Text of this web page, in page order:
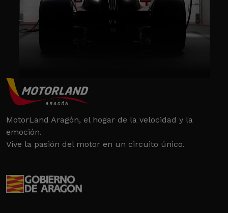
MotorLand Aragón, el hogar de la velocidad y la
emoción.
Vive la pasión del motor en un circuito único.